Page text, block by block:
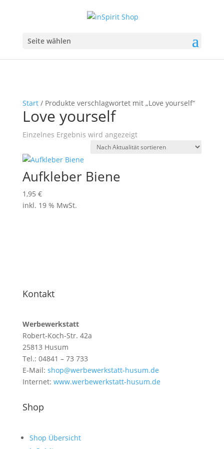
Seite wählen
Start/ Produkte verschlagwortet mit „Love yourself“
Love yourself
Einzelnes Ergebnis wird angezeigt
Aufkleber Biene
1,95 €
inkl. 19 % MwSt.
Kontakt
Werbewerkstatt
Robert-Koch-Str. 42a
25813 Husum
Tel.: 04841 – 73 733
E-Mail: shop@werbewerkstatt-husum.de
Internet: www.werbewerkstatt-husum.de
Shop
Shop Übersicht